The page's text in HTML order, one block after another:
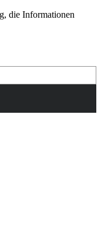
die Informationen